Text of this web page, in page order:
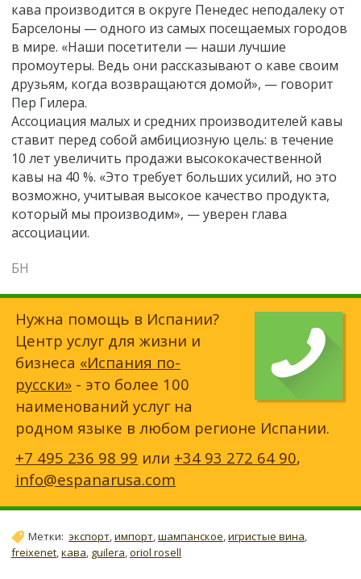
кава производится в округе Пенедес неподалеку от
Барселоны — одного из самых посещаемых городов
в мире. «Наши посетители — наши лучшие
промоутеры. Ведь они рассказывают о каве своим
друзьям, когда возвращаются домой», — говорит
Пер Гилера.
Ассоциация малых и средних производителей кавы
ставит перед собой амбициозную цель: в течение
10 лет увеличить продажи высококачественной
кавы на 40 %. «Это требует больших усилий, но это
возможно, учитывая высокое качество продукта,
который мы производим», — уверен глава
ассоциации.
БН
Нужна помощь в Испании?
Центр услуг для жизни и
бизнеса «Испания по-
русски» - это более 100
наименований услуг на
родном языке в любом регионе Испании.
+7 495 236 98 99 или +34 93 272 64 90,
info@espanarusa.com
Метки: экспорт,импорт,шампанское,игристые вина,
freixenet,кава, guilera,oriol rosell